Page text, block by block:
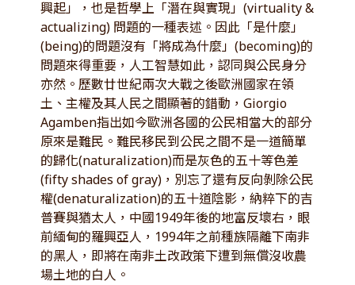
興起」，也是哲學上「潛在與實現」(virtuality &
actualizing) 問題的一種表述。因此「是什麼」
(being)的問題沒有「將成為什麼」(becoming)的
問題來得重要，人工智慧如此，認同與公民身分
亦然。歷數廿世紀兩次大戰之後歐洲國家在領
土、主權及其人民之間顯著的錯動，Giorgio
Agamben指出如今歐洲各國的公民相當大的部分
原來是難民。難民移民到公民之間不是一道簡單
的歸化(naturalization)而是灰色的五十等色差
(fifty shades of gray)，別忘了還有反向剝除公民
權(denaturalization)的五十道陰影，納粹下的吉
普賽與猶太人，中國1949年後的地富反壞右，眼
前緬甸的羅興亞人，1994年之前種族隔離下南非
的黑人，即將在南非土改政策下遭到無償沒收農
場土地的白人。